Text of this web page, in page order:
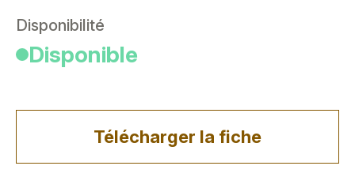
Disponibilité
Disponible
Télécharger la fiche